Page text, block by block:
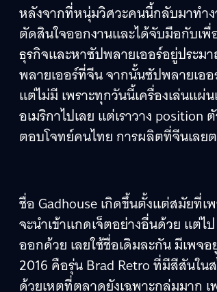
หลังจากที่หนุ่มวิศวะคนนี้กลับมาทำง
ตัดสินใจออกงานและได้จับมือกับเพื่
ธุรกิจและหาซัปพลายเออร์อยู่ประม
พลายเออร์ที่จีน จากนั้นซัปพลายเอ
แต่ไม่มี เพราะทุกวันนี้เครื่องเล่นแ
อเมริกาไปเลย แต่เราวาง position
ตอบโจทย์คนไทย การผลิตที่จีนเลยต
ชื่อ Gadhouse เกิดขึ้นตั้งแต่สมัยที่เ
จะนำเข้าแกดเจ็ตอย่างอื่นด้วย แต่ไ
ออกด้วย เลยใช้ชื่อเดิมละกัน มีเพจอ
2016 คือรุ่น Brad Retro ที่มีสีสันใน
ด้วยเหตุที่ตลาดยังเฉพาะกลุ่มมาก